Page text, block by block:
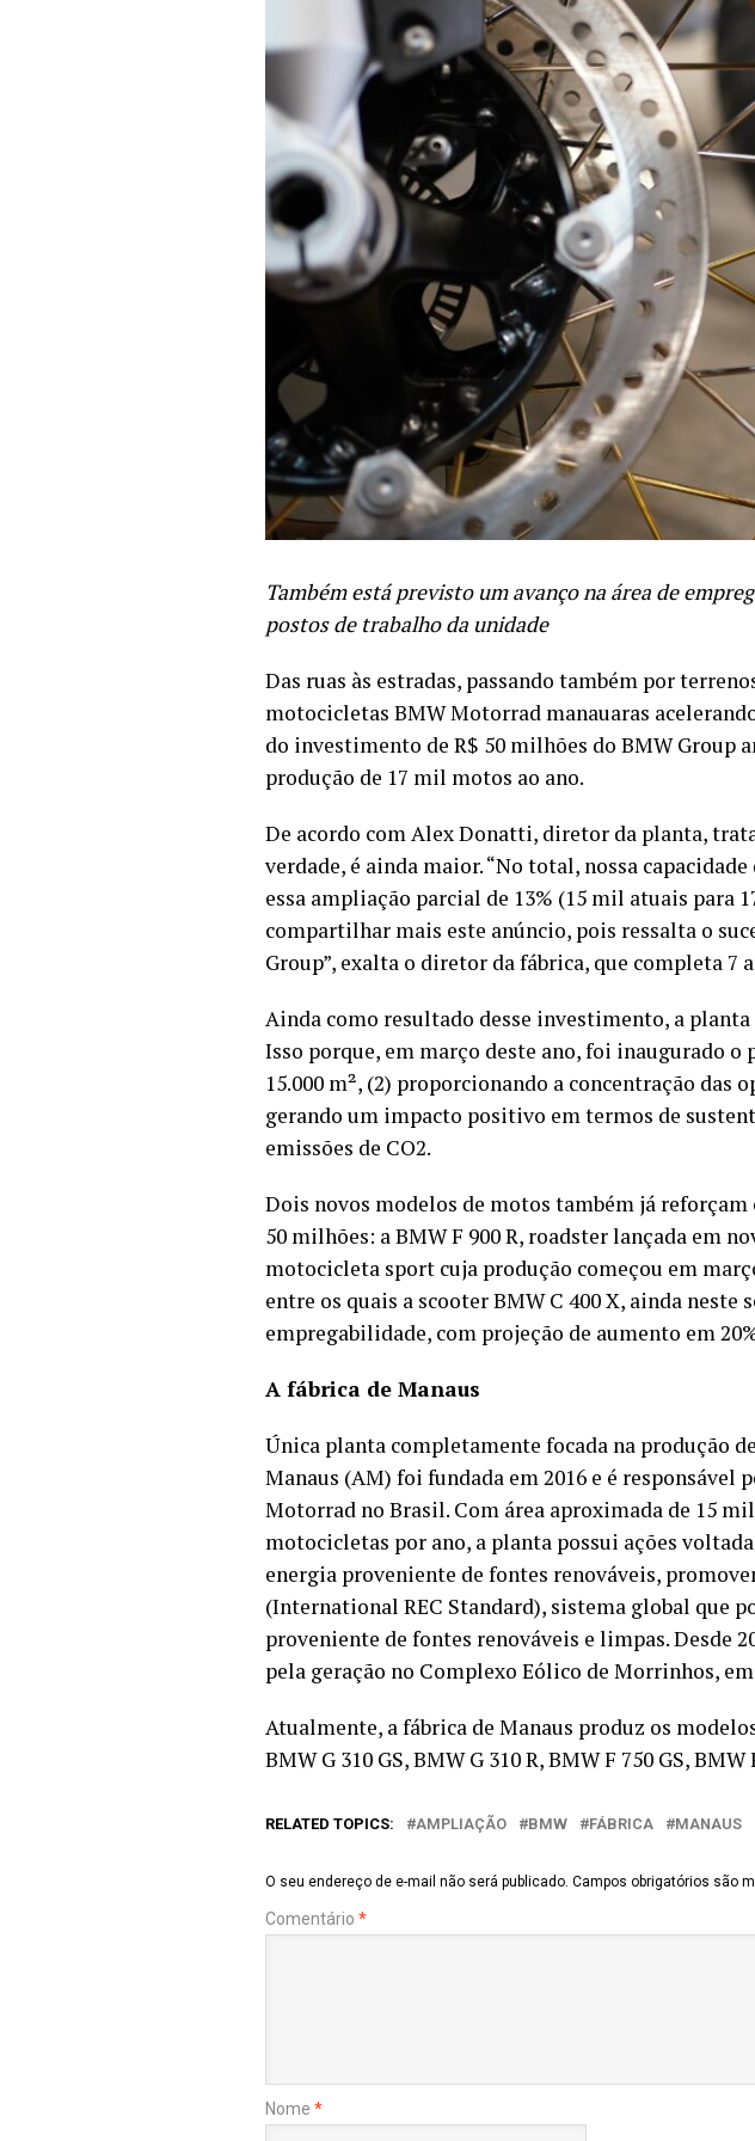
Também está previsto um avanço na área de
postos de trabalho da unidade
Das ruas às estradas, passando também por
motocicletas BMW Motorrad manauaras
do investimento de R$ 50 milhões do BMW Group
produção de 17 mil motos ao ano.
De acordo com Alex Donatti, diretor da planta,
verdade, é ainda maior. “No total, nossa
essa ampliação parcial de 13% (15 mil atuais para
compartilhar mais este anúncio, pois ressalta o
Group”, exalta o diretor da fábrica, que completa 7
Ainda como resultado desse investimento, a
Isso porque, em março deste ano, foi inaugurado o
15.000 m², (2) proporcionando a concentração
gerando um impacto positivo em termos de
emissões de CO2.
Dois novos modelos de motos também já
50 milhões: a BMW F 900 R, roadster lançada em
motocicleta sport cuja produção começou em
entre os quais a scooter BMW C 400 X, ainda
empregabilidade, com projeção de aumento em
A fábrica de Manaus
Única planta completamente focada na produção
Manaus (AM) foi fundada em 2016 e é
Motorrad no Brasil. Com área aproximada de 15
motocicletas por ano, a planta possui ações
energia proveniente de fontes renováveis,
(International REC Standard), sistema global que
proveniente de fontes renováveis e limpas. Desde
pela geração no Complexo Eólico de Morrinhos,
Atualmente, a fábrica de Manaus produz os modelos
BMW G 310 GS, BMW G 310 R, BMW F 750 GS,
RELATED TOPICS: AMPLIAÇÃO BMW FÁBRICA MANAUS
O seu endereço de e-mail não será publicado. Campos obrigatórios são
Comentário *
Nome *